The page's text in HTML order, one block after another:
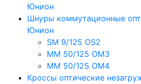
Юнион
Шнуры коммутационные
Юнион
SM 9/125 OS2
MM 50/125 OM3
MM 50/125 OM4
Кроссы оптические